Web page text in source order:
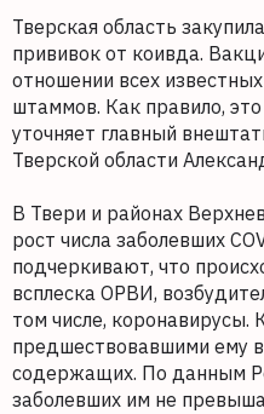
Тверская область
прививок от коивда.
отношении всех
штаммов. Как правило,
уточняет главный
Тверской области
В Твери и районах
рост числа заболевших
подчеркивают, что
всплеска ОРВИ,
том числе, коронавирусы.
предшествовавшими ему
содержащих. По данным
заболевших им не